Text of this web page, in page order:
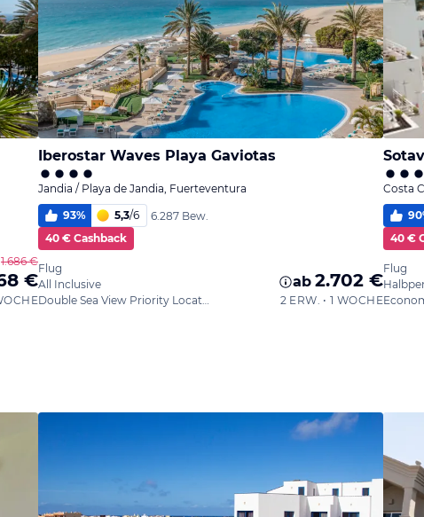
1.686 €
€
Iberostar Waves Playa Gaviotas
Jandia / Playa de Jandia, Fuerteventura
93% 5,3/6
6.287 Bew.
40 € Cashback
Flug
All Inclusive
Double Sea View Priority Location
ab 2.702 €
2 ERW. • 1 WOCHE
Costa
90
40 €
Flug